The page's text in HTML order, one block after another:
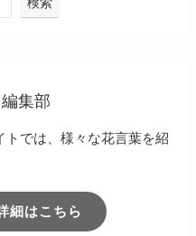
集部
では、様々な花言葉を紹
細はこちら